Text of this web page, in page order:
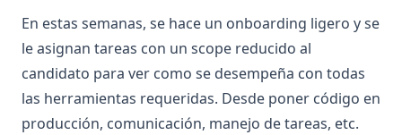
En estas semanas, se hace un onboarding ligero y se
le asignan tareas con un scope reducido al
candidato para ver como se desempeña con todas
las herramientas requeridas. Desde poner código en
producción, comunicación, manejo de tareas, etc.